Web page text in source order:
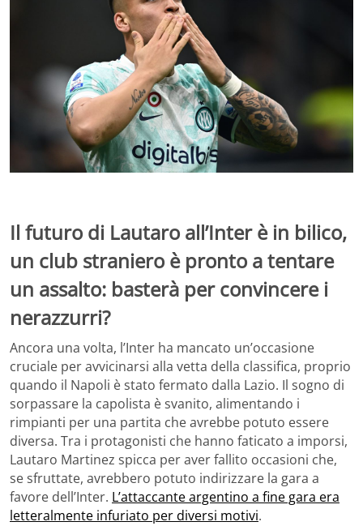
Il futuro di Lautaro all’Inter è in bilico,
un club straniero è pronto a tentare
un assalto: basterà per convincere i
nerazzurri?
Ancora una volta, l’Inter ha mancato un’occasione
cruciale per avvicinarsi alla vetta della classifica, proprio
quando il Napoli è stato fermato dalla Lazio. Il sogno di
sorpassare la capolista è svanito, alimentando i
rimpianti per una partita che avrebbe potuto essere
diversa. Tra i protagonisti che hanno faticato a imporsi,
Lautaro Martinez spicca per aver fallito occasioni che,
se sfruttate, avrebbero potuto indirizzare la gara a
favore dell’Inter. L’attaccante argentino a fine gara era
letteralmente infuriato per diversi motivi.